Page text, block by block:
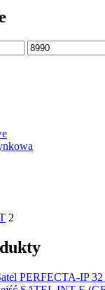
Cena
max
2